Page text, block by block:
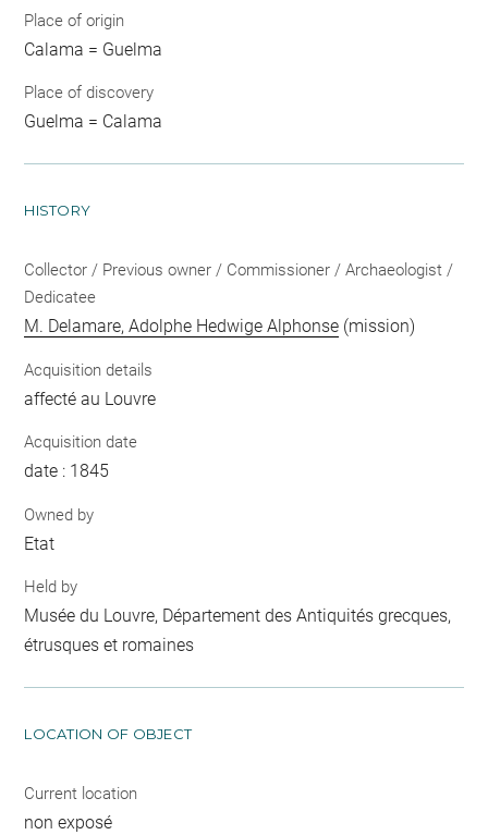
Place of origin
Calama = Guelma
Place of discovery
Guelma = Calama
HISTORY
Collector / Previous owner / Commissioner / Archaeologist /
Dedicatee
M. Delamare, Adolphe Hedwige Alphonse (mission)
Acquisition details
affecté au Louvre
Acquisition date
date : 1845
Owned by
Etat
Held by
Musée du Louvre, Département des Antiquités grecques,
étrusques et romaines
LOCATION OF OBJECT
Current location
non exposé